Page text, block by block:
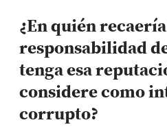
¿En quién
responsabilidad
tenga esa
considere como
corrupto?